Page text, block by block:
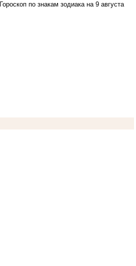
Гороскоп по знакам зодиака на 9 августа